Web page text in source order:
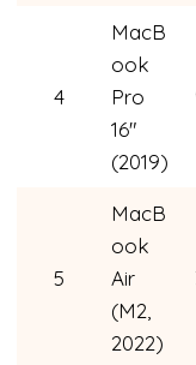
4
MacB
ook
Pro
16″
(2019)
5
MacB
ook
Air
(M2,
2022)